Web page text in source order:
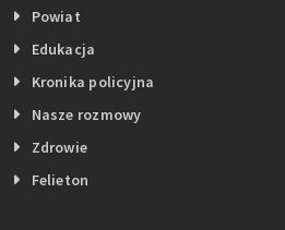
Powiat
Edukacja
Kronika policyjna
Nasze rozmowy
Zdrowie
Felieton